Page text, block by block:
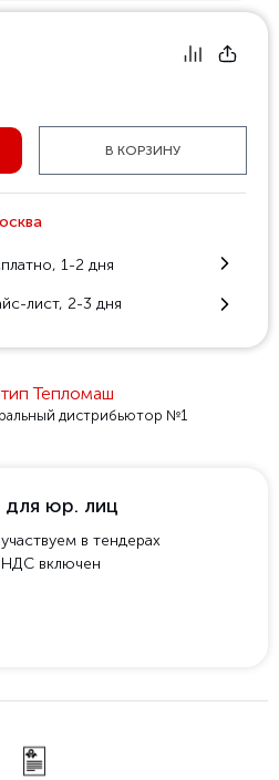
В КОРЗИНУ
1-2 дня
лист, 2-3 дня
дистрибьютор №1
для юр. лиц
участвуем в тендерах
НДС включен